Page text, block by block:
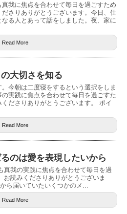
我に焦点を合わせて毎日を過ごすため
さりありがとうございます。今日、仕
る人とあって話をしました。夜、家に
Read More
大切さを知る
今朝は二度寝をするという選択をしま
実践に焦点を合わせて毎日を過ごすた
ださりありがとうございます。 ポイ
Read More
のは愛を表現したいから
真我の実践に焦点を合わせて毎日を過
お読みくださりありがとうございま
ら届いていたいくつかのメ...
Read More